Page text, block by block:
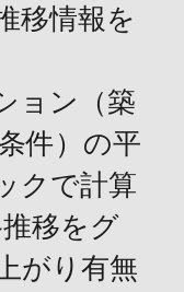
移情報を
ョン（築
件）の平
クで計算
移をグ
がり有無